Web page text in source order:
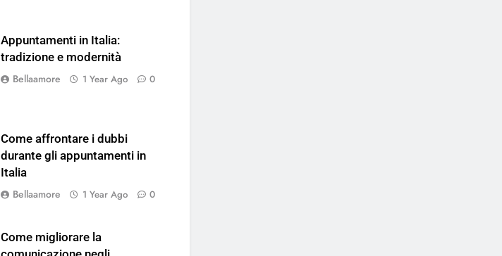
Appuntamenti in Italia:
tradizione e modernità
Bellaamore 1 Year Ago 0
Come affrontare i dubbi
durante gli appuntamenti in
Italia
Bellaamore 1 Year Ago 0
Come migliorare la